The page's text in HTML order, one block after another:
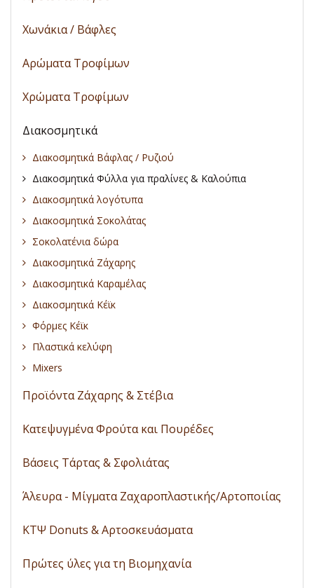
Χωνάκια / Βάφλες
Αρώματα Τροφίμων
Χρώματα Τροφίμων
Διακοσμητικά
Διακοσμητικά Βάφλας / Ρυζιού
Διακοσμητικά Φύλλα για πραλίνες & Καλούπια
Διακοσμητικά λογότυπα
Διακοσμητικά Σοκολάτας
Σοκολατένια δώρα
Διακοσμητικά Ζάχαρης
Διακοσμητικά Καραμέλας
Διακοσμητικά Κέϊκ
Φόρμες Κέϊκ
Πλαστικά κελύφη
Mixers
Προϊόντα Ζάχαρης & Στέβια
Κατεψυγμένα Φρούτα και Πουρέδες
Βάσεις Τάρτας & Σφολιάτας
Άλευρα - Μίγματα Ζαχαροπλαστικής/Αρτοποιίας
ΚΤΨ Donuts & Αρτοσκευάσματα
Πρώτες ύλες για τη Βιομηχανία